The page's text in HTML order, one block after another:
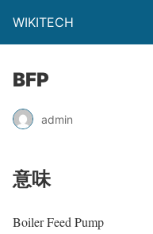
WIKITECH
BFP
admin
意味
Boiler Feed Pump